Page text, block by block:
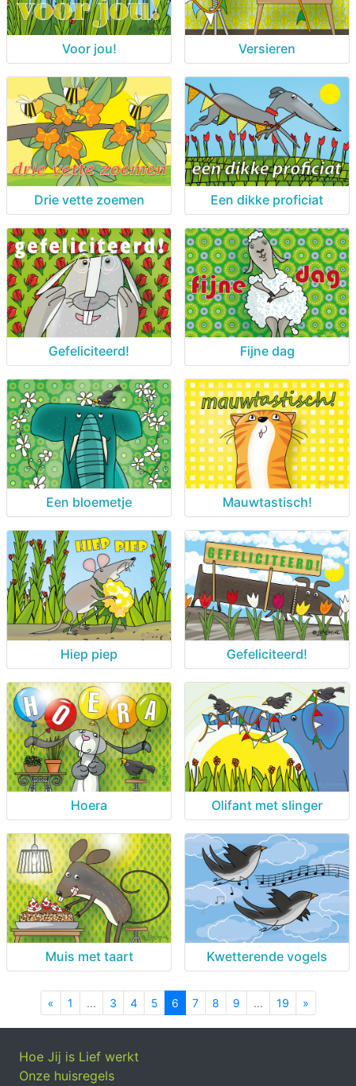
Voor jou! Versieren
Drie vette zoemen Een dikke proficiat
Gefeliciteerd! Fijne dag
Een bloemetje Mauwtastisch!
Hiep piep Gefeliciteerd!
Hoera Olifant met slinger
Muis met taart Kwetterende vogels
« Previous
1 ... 3 4 5 6 7 8 9 ... 19 »
Hoe Jij is Lief werkt
Onze huisregels